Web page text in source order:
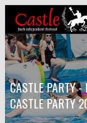
CASTLE PARTY -
CASTLE PARTY